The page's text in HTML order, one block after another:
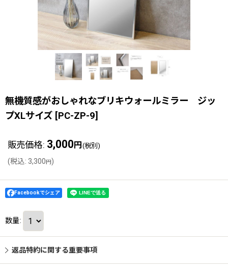
無機質感がおしゃれなブリキウォールミラー ジッ
プXLサイズ [PC-ZP-9]
販売価格: 3,000 円 (税別)
(税込: 3,300円)
Facebookでシェア
数量:
返品特約に関する重要事項